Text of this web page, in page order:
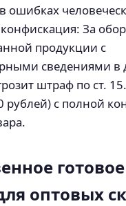
ошибках
За
продукции с
сведениями в
штраф по ст.
рублей) с полной
готовое
оптовых